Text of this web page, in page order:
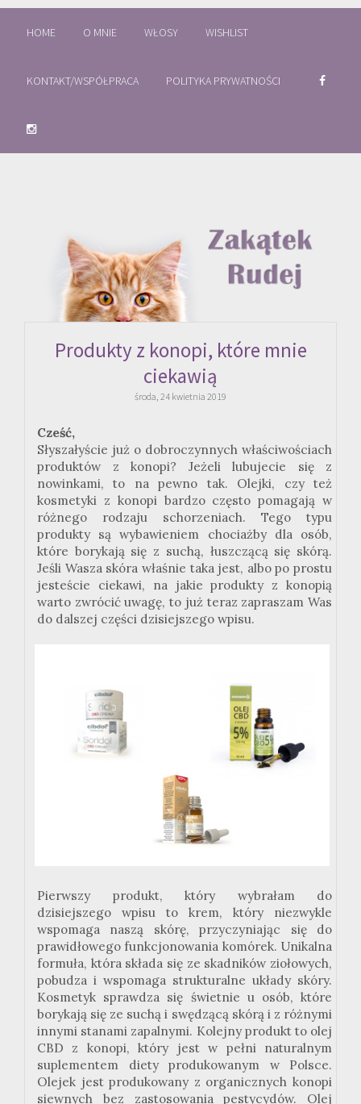
HOME O MNIE WŁOSY WISHLIST
KONTAKT/WSPÓŁPRACA POLITYKA PRYWATNOŚCI
Produkty z konopi, które mnie
ciekawią
środa, 24 kwietnia 2019
Cześć,
Słyszałyście już o dobroczynnych właściwościach
produktów z konopi? Jeżeli lubujecie się z
nowinkami, to na pewno tak. Olejki, czy też
kosmetyki z konopi bardzo często pomagają w
różnego rodzaju schorzeniach. Tego typu
produkty są wybawieniem chociażby dla osób,
które borykają się z suchą, łuszczącą się skórą.
Jeśli Wasza skóra właśnie taka jest, albo po prostu
jesteście ciekawi, na jakie produkty z konopią
warto zwrócić uwagę, to już teraz zapraszam Was
do dalszej części dzisiejszego wpisu.
Pierwszy produkt, który wybrałam do
dzisiejszego wpisu to krem, który niezwykle
wspomaga naszą skórę, przyczyniając się do
prawidłowego funkcjonowania komórek. Unikalna
formuła, która składa się ze skadników ziołowych,
pobudza i wspomaga strukturalne układy skóry.
Kosmetyk sprawdza się świetnie u osób, które
borykają się ze suchą i swędzącą skórą i z różnymi
innymi stanami zapalnymi. Kolejny produkt to olej
CBD z konopi, który jest w pełni naturalnym
suplementem diety produkowanym w Polsce.
Olejek jest produkowany z organicznych konopi
siewnych bez zastosowania pestycydów. Olej